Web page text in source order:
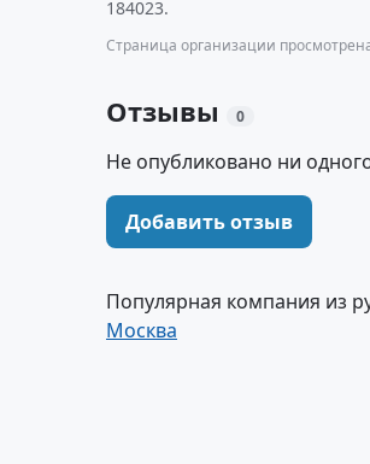
184023.
Страница организации
Отзывы 0
Не опубликовано ни
Добавить отзыв
Популярная компания из
Москва